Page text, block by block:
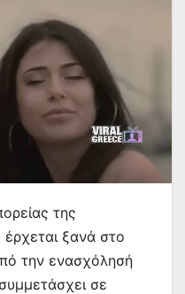
της
ξανά στο
την ενασχόλησή
σε